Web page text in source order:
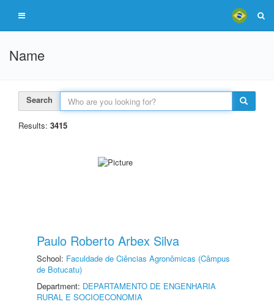
Name
Search
Results: 3415
Paulo Roberto Arbex Silva
School: Faculdade de Ciências Agronômicas (Câmpus
de Botucatu)
Department: DEPARTAMENTO DE ENGENHARIA
RURAL E SOCIOECONOMIA